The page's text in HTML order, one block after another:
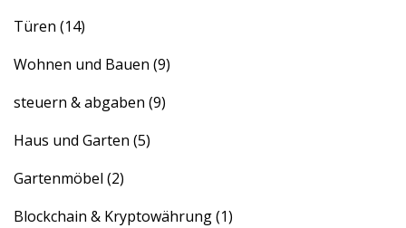
Türen (14)
Wohnen und Bauen (9)
steuern & abgaben (9)
Haus und Garten (5)
Gartenmöbel (2)
Blockchain & Kryptowährung(1)